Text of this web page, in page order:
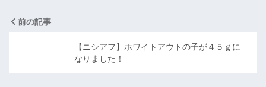
前の記事
【ニシアフ】ホワイトアウトの子が４５ｇに
なりました！